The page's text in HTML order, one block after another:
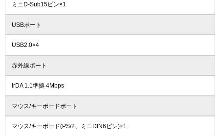
ミニD-Sub15ピン×1
USBポート
USB2.0×4
赤外線ポート
IrDA 1.1準拠 4Mbps
マウス/キーボードポート
マウス/キーボード(PS/2、ミニDIN6ピン)×1